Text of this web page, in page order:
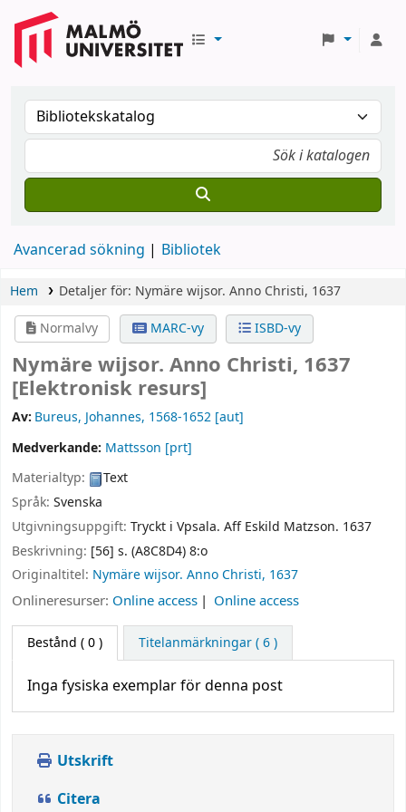
Avancerad sökning Bibliotek
Hem Detaljer för: Nymäre wijsor. Anno Christi, 1637
Normalvy
MARC-vy ISBD-vy
Nymäre wijsor. Anno Christi, 1637
[Elektronisk resurs]
Av: Bureus, Johannes, 1568-1652 [aut]
Medverkande: Mattsson [prt]
Materialtyp:
Text
Språk: Svenska
Utgivningsuppgift: Tryckt i Vpsala. Aff Eskild Matzson. 1637
Beskrivning: [56] s. (A8C8D4) 8:o
Originaltitel: Nymäre wijsor. Anno Christi, 1637
Onlineresurser: Online access Online access
Bestånd ( 0 ) Titelanmärkningar ( 6 )
Inga fysiska exemplar för denna post
Utskrift
Citera